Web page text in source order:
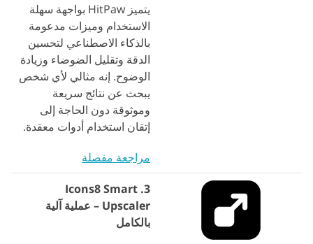
يتميز HitPaw بواجهة سهلة
الاستخدام وميزات مدعومة
بالذكاء الاصطناعي لتحسين
الدقة وتقليل الضوضاء وزيادة
الوضوح. إنه مثالي لأي شخص
يبحث عن نتائج سريعة
وموثوقة دون الحاجة إلى
إتقان استخدام أدوات معقدة.
مراجعة مفصلة
3. Icons8 Smart
Upscaler – عملية آلية
بالكامل